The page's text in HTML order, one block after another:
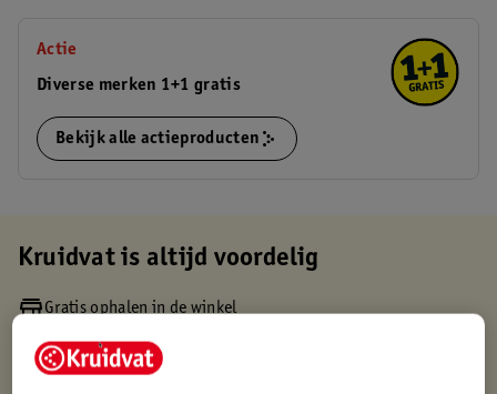
Actie
Diverse merken 1+1 gratis
Bekijk alle actieproducten
Kruidvat is altijd voordelig
Gratis ophalen in de winkel
Gratis thuisbezorgd vanaf 50.00